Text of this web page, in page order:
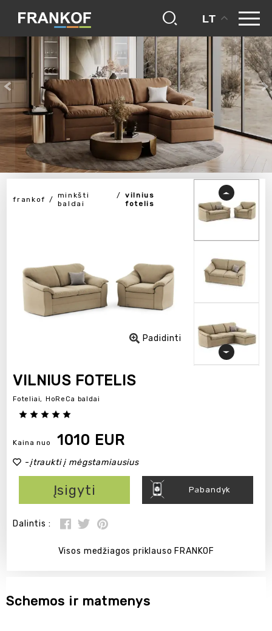
LT
frankof
minkšti
baldai
vilnius
fotelis
Padidinti
VILNIUS FOTELIS
Foteliai, HoReCa baldai
Kaina nuo 1010 EUR
-įtraukti į mėgstamiausius
Įsigyti Pabandyk
Dalintis :
Visos medžiagos priklauso FRANKOF
Schemos ir matmenys